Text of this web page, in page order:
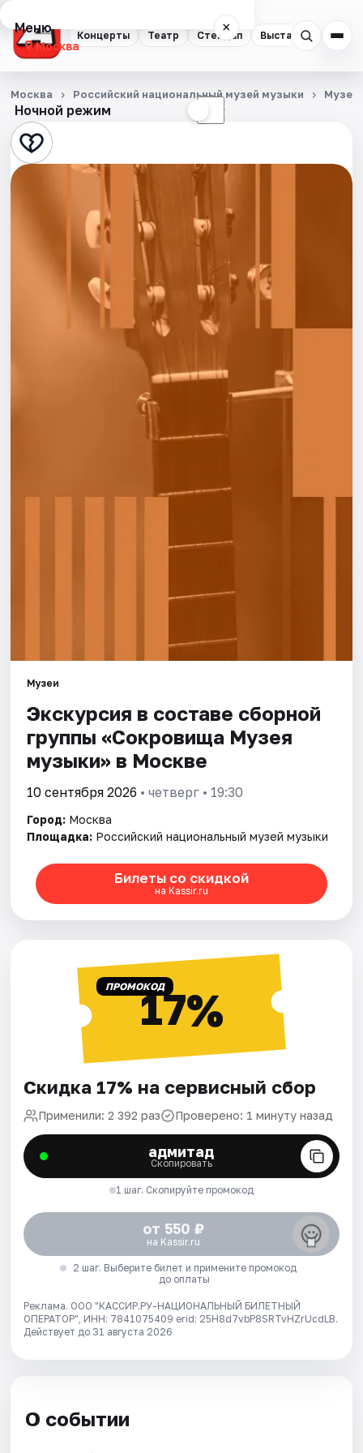
Концерты Театр Стендап Выставки
Меню ×
Москва
Концерты
Театр
Стендап
Ночной режим ☾
Москва Российский национальный музей музыки Музеи
Музеи
Экскурсия в составе сборной
группы «Сокровища Музея
музыки» в Москве
10 сентября 2026 • четверг • 19:30
Город: Москва
Площадка: Российский национальный музей музыки
Билеты со скидкой
на Kassir.ru
ПРОМОКОД17%
Скидка 17% на сервисный сбор
Применили: 2 392 раз Проверено: 1 минуту назад
адмитад
Скопировать
1 шаг. Скопируйте промокод
от 550 ₽
на Kassir.ru
2 шаг. Выберите билет и примените промокод
до оплаты
Реклама. ООО "КАССИР.РУ-НАЦИОНАЛЬНЫЙ БИЛЕТНЫЙ
ОПЕРАТОР", ИНН: 7841075409 erid: 25H8d7vbP8SRTvHZrUcdLB.
Действует до 31 августа 2026
О событии